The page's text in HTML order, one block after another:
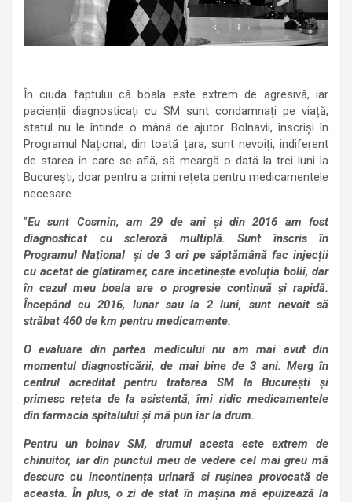
În ciuda faptului că boala este extrem de agresivă, iar
pacienții diagnosticați cu SM sunt condamnați pe viață,
statul nu le întinde o mână de ajutor. Bolnavii, înscriși în
Programul Național, din toată țara, sunt nevoiți, indiferent
de starea în care se află, să meargă o dată la trei luni la
București, doar pentru a primi rețeta pentru medicamentele
necesare.
”Eu sunt Cosmin, am 29 de ani și din 2016 am fost
diagnosticat cu scleroză multiplă. Sunt înscris în
Programul Național și de 3 ori pe săptămână fac injecții
cu acetat de glatiramer, care încetinește evoluția bolii, dar
în cazul meu boala are o progresie continuă și rapidă.
Începând cu 2016, lunar sau la 2 luni, sunt nevoit să
străbat 460 de km pentru medicamente.
O evaluare din partea medicului nu am mai avut din
momentul diagnosticării, de mai bine de 3 ani. Merg în
centrul acreditat pentru tratarea SM la București și
primesc rețeta de la asistentă, îmi ridic medicamentele
din farmacia spitalului și mă pun iar la drum.
Pentru un bolnav SM, drumul acesta este extrem de
chinuitor, iar din punctul meu de vedere cel mai greu mă
descurc cu incontinența urinară si rușinea provocată de
aceasta. În plus, o zi de stat în mașina mă epuizează la